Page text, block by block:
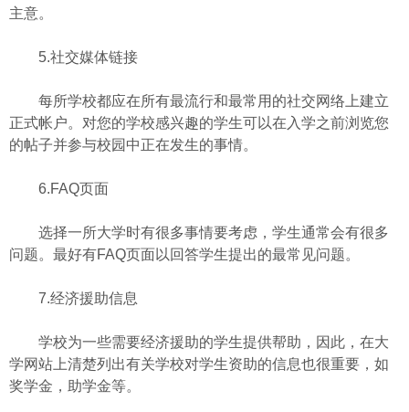
主意。
5.社交媒体链接
每所学校都应在所有最流行和最常用的社交网络上建立
正式帐户。对您的学校感兴趣的学生可以在入学之前浏览您
的帖子并参与校园中正在发生的事情。
6.FAQ页面
选择一所大学时有很多事情要考虑，学生通常会有很多
问题。最好有FAQ页面以回答学生提出的最常见问题。
7.经济援助信息
学校为一些需要经济援助的学生提供帮助，因此，在大
学网站上清楚列出有关学校对学生资助的信息也很重要，如
奖学金，助学金等。